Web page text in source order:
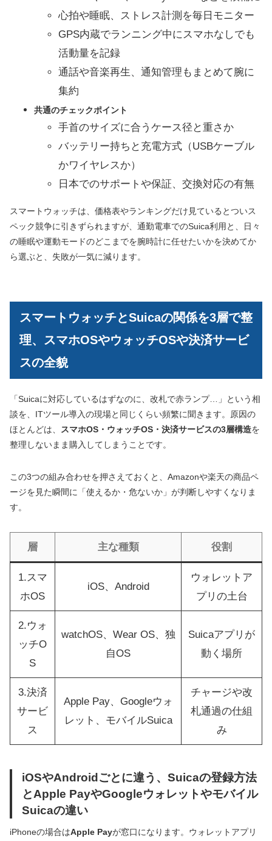
心拍や睡眠、ストレス計測を毎日モニター
GPS内蔵でランニング中にスマホなしでも
活動量を記録
通話や音楽再生、通知管理もまとめて腕に
集約
共通のチェックポイント
手首のサイズに合うケース径と重さか
バッテリー持ちと充電方式（USBケーブル
かワイヤレスか）
日本でのサポートや保証、交換対応の有無
スマートウォッチは、価格表やランキングだけ見ているとついス
ペック競争に引きずられますが、通勤電車でのSuica利用と、日々
の睡眠や運動モードのどこまでを腕時計に任せたいかを決めてか
ら選ぶと、失敗が一気に減ります。
スマートウォッチとSuicaの関係を3層で整
理、スマホOSやウォッチOSや決済サービ
スの全貌
「Suicaに対応しているはずなのに、改札で赤ランプ…」という相
談を、ITツール導入の現場と同じくらい頻繁に聞きます。原因の
ほとんどは、
スマホOS・ウォッチOS・決済サービスの3層構造を
整理しないまま購入してしまうことです。
この3つの組み合わせを押さえておくと、Amazonや楽天の商品ペ
ージを見た瞬間に「使えるか・危ないか」が判断しやすくなりま
す。
層 主な種類 役割
1.スマ
ホOS
iOS、Android
ウォレットア
プリの土台
2.ウォ
ッチO
S
watchOS、Wear OS、独
自OS
Suicaアプリが
動く場所
3.決済
サービ
ス
Apple Pay、Googleウォ
レット、モバイルSuica
チャージや改
札通過の仕組
み
iOSやAndroidごとに違う、Suicaの登録方法
とApple PayやGoogleウォレットやモバイル
Suicaの違い
iPhoneの場合はApple Payが窓口になります。ウォレットアプリ